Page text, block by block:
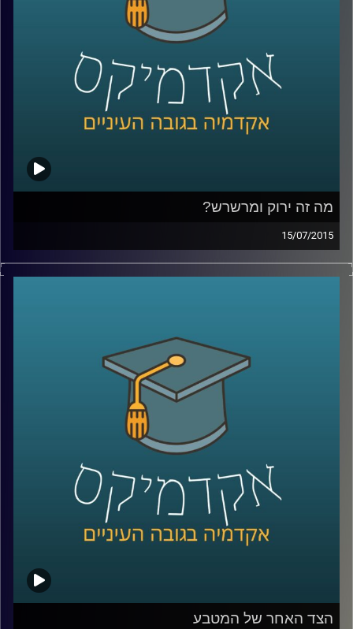
אישה מעוררת השראה ובעלת השפעה
מתיישבת לשעה באולפן.
קרדיט תמונות:AudioVersity
מה זה ירוק ומרשרש?
15/07/2015
אנחנו מתקשים לעכל שרווח כלכלי יכול
השקעות אחראיות. שקיפות היא ערך עליון
בסיפור, והכלים להטמעתה הם רגולציה וחינוך.
מה יכולים תאגידים וחברות לעשות בנדון, ומה
יכול כל אדם בעל קרן פנסיה לעשות כדי
להעלות את המודעות ואת מעמדן של
ההשקעות החברתיות?
קרדיט תמונות:AudioVersity
הצד האחר של המטבע